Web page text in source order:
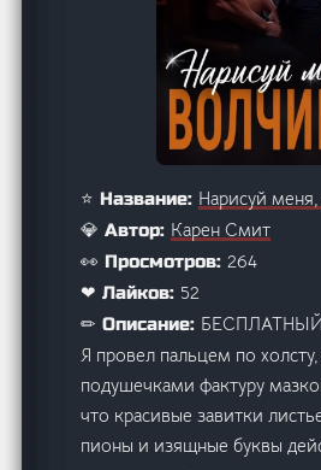
⭐ Название: Нарисуй
💎 Автор: Карен Смит
👀 Просмотров:264
❤ Лайков: 52
✏ Описание:
Я провел пальцем по
подушечками фактуру
что красивые завитки
пионы и изящные буквы